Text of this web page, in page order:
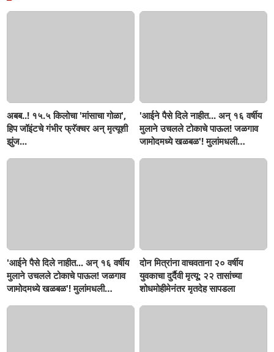
अबब..! १५.५ किलोचा 'मांसाचा गोळा',
हिप जॉइंटचे गंभीर फ्रॅक्चर अन् मृत्यूशी
झुंज...
'आईने पैसे दिले नाहीत... अन् १६ वर्षीय
मुलाने उचलले टोकाचे पाऊल! जळगाव
जामोदमध्ये खळबळ'! मुलांमधली
'आईने पैसे दिले नाहीत... अन् १६ वर्षीय
मुलाने उचलले टोकाचे पाऊल! जळगाव
जामोदमध्ये खळबळ'! मुलांमधली
दोन मित्रांना वाचवताना २० वर्षीय
युवकाचा दुर्दैवी मृत्यू; २२ तासांच्या
शोधमोहीमेनंतर मृतदेह सापडला